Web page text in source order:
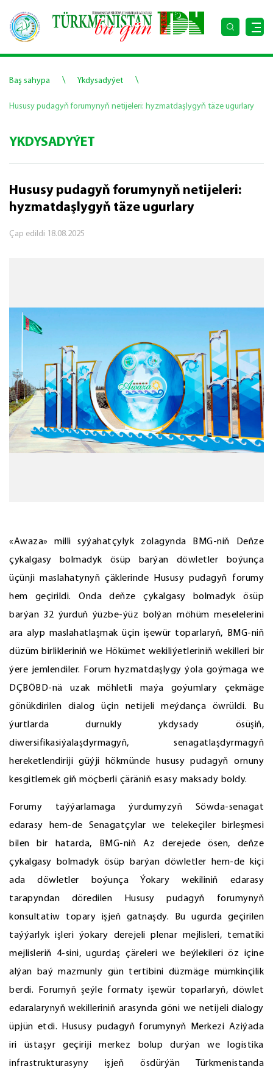
Baş sahypa \ Ykdysadyýet \
Hususy pudagyň forumynyň netijeleri: hyzmatdaşlygyň täze ugurlary
YKDYSADYÝET
Hususy pudagyň forumynyň netijeleri:
hyzmatdaşlygyň täze ugurlary
Çap edildi 18.08.2025
«Awaza» milli syýahatçylyk zolagynda BMG-niň Deňze
çykalgasy bolmadyk ösüp barýan döwletler boýunça
üçünji maslahatynyň çäklerinde Hususy pudagyň forumy
hem geçirildi. Onda deňze çykalgasy bolmadyk ösüp
barýan 32 ýurduň ýüzbe-ýüz bolýan möhüm meselelerini
ara alyp maslahatlaşmak üçin işewür toparlaryň, BMG-niň
düzüm birlikleriniň we Hökümet wekiliýetleriniň wekilleri bir
ýere jemlendiler. Forum hyzmatdaşlygy ýola goýmaga we
DÇBÖBD-nä uzak möhletli maýa goýumlary çekmäge
gönükdirilen dialog üçin netijeli meýdança öwrüldi. Bu
ýurtlarda durnukly ykdysady ösüşiň,
diwersifikasiýalaşdyrmagyň, senagatlaşdyrmagyň
hereketlendiriji güýji hökmünde hususy pudagyň ornuny
kesgitlemek giň möçberli çäräniň esasy maksady boldy.
Forumy taýýarlamaga ýurdumyzyň Söwda-senagat
edarasy hem-de Senagatçylar we telekeçiler birleşmesi
bilen bir hatarda, BMG-niň Az derejede ösen, deňze
çykalgasy bolmadyk ösüp barýan döwletler hem-de kiçi
ada döwletler boýunça Ýokary wekiliniň edarasy
tarapyndan döredilen Hususy pudagyň forumynyň
konsultatiw topary işjeň gatnaşdy. Bu ugurda geçirilen
taýýarlyk işleri ýokary derejeli plenar mejlisleri, tematiki
mejlisleriň 4-sini, ugurdaş çäreleri we beýlekileri öz içine
alýan baý mazmunly gün tertibini düzmäge mümkinçilik
berdi. Forumyň şeýle formaty işewür toparlaryň, döwlet
edaralarynyň wekilleriniň arasynda göni we netijeli dialogy
üpjün etdi. Hususy pudagyň forumynyň Merkezi Aziýada
iri üstaşyr geçiriji merkez bolup durýan we logistika
infrastrukturasyny işjeň ösdürýän Türkmenistanda